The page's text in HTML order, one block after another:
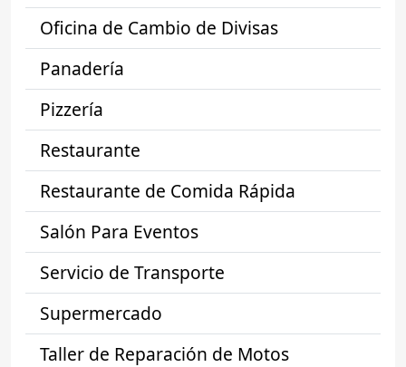
Oficina de Cambio de Divisas
Panadería
Pizzería
Restaurante
Restaurante de Comida Rápida
Salón Para Eventos
Servicio de Transporte
Supermercado
Taller de Reparación de Motos